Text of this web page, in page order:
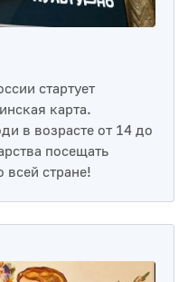
стартует
карта.
в возрасте от 14 до
посещать
всей стране!